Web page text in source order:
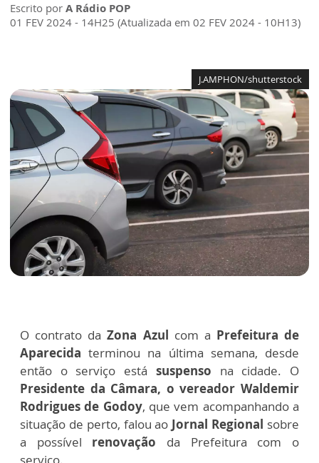
Escrito por A Rádio POP
01 FEV 2024 - 14H25 (Atualizada em 02 FEV 2024 - 10H13)
J.AMPHON/shutterstock
O contrato daZona Azul com a Prefeitura de
Aparecida terminou na última semana, desde
então o serviço está suspenso na cidade. O
Presidente da Câmara, o vereador Waldemir
Rodrigues de Godoy, que vem acompanhando a
situação de perto, falou ao Jornal Regional sobre
a possível renovação da Prefeitura com o
serviço.